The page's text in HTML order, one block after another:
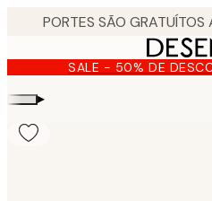
content. SALE - 50% DE
▸